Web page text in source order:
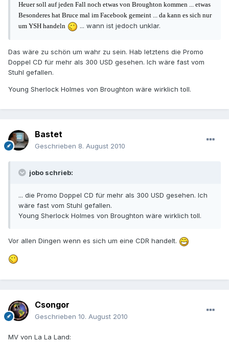
Heuer soll auf jeden Fall noch etwas von Broughton kommen ... etwas
Besonderes hat Bruce mal im Facebook gemeint ... da kann es sich nur
um YSH handeln
... wann ist jedoch unklar.
Das wäre zu schön um wahr zu sein. Hab letztens die Promo
Doppel CD für mehr als 300 USD gesehen. Ich wäre fast vom
Stuhl gefallen.
Young Sherlock Holmes von Broughton wäre wirklich toll.
Bastet
Geschrieben 8. August 2010
jobo schrieb:
... die Promo Doppel CD für mehr als 300 USD gesehen. Ich
wäre fast vom Stuhl gefallen.
Young Sherlock Holmes von Broughton wäre wirklich toll.
Vor allen Dingen wenn es sich um eine CDR handelt.
Csongor
Geschrieben 10. August 2010
MV von La La Land: